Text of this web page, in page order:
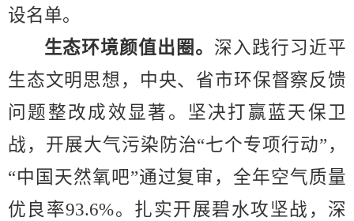
设名单。
生态环境颜值出圈。 深入践行习近平
生态文明思想，中央、省市环保督察反馈
问题整改成效显著。坚决打赢蓝天保卫
战，开展大气污染防治“七个专项行动” ，
“中国天然氧吧”通过复审，全年空气质量
优良率93.6%。扎实开展碧水攻坚战，深